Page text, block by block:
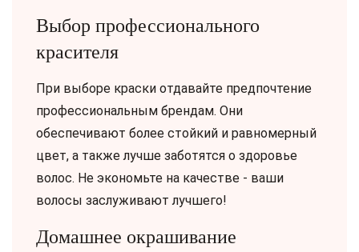
Выбор профессионального
красителя
При выборе краски отдавайте предпочтение
профессиональным брендам. Они
обеспечивают более стойкий и равномерный
цвет, а также лучше заботятся о здоровье
волос. Не экономьте на качестве - ваши
волосы заслуживают лучшего!
Домашнее окрашивание